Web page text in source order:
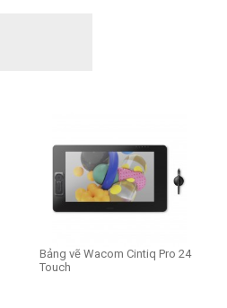
Bảng vẽ Wacom Cintiq Pro 24
Touch